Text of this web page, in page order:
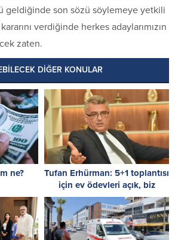
geldiğinde son sözü söylemeye yetkili
verdiğinde herkes adaylarımızın
zaten.
DİĞER KONULAR
ne?
Tufan Erhürman: 5+1 toplantısı
için ev ödevleri açık, biz
hazırız